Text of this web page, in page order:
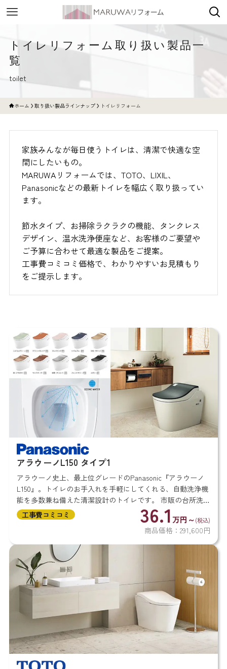
トイレリフォーム取り扱い製品一
覧
toilet
ホーム 取り扱い製品ラインナップ トイレリフォーム
家族みんなが毎日使うトイレは、清潔で快適な空
間にしたいもの。
MARUWAリフォームでは、TOTO、LIXIL、
Panasonicなどの最新トイレを幅広く取り扱ってい
ます。
節水タイプ、お掃除ラクラクの機能、タンクレス
デザイン、温水洗浄便座など、お客様のご要望や
ご予算に合わせて最適な製品をご提案。
工事費コミコミ価格で、わかりやすいお見積もり
をご提示します。
アラウーノL150 タイプ1
アラウーノ史上、最上位グレードのPanasonic『アラウーノ
L150』。トイレのお手入れを手軽にしてくれる、自動洗浄機
能を多数兼ね備えた清潔設計のトイレです。 市販の台所洗剤
で洗浄できる「バブル洗浄」や、除菌もできる「オゾンウォ
ータ...
工事費コミコミ 36.1万円～(税込)
商品価格：291,600円